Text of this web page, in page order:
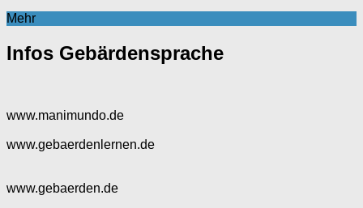
Mehr
Infos Gebärdensprache
www.manimundo.de
www.gebaerdenlernen.de
www.gebaerden.de